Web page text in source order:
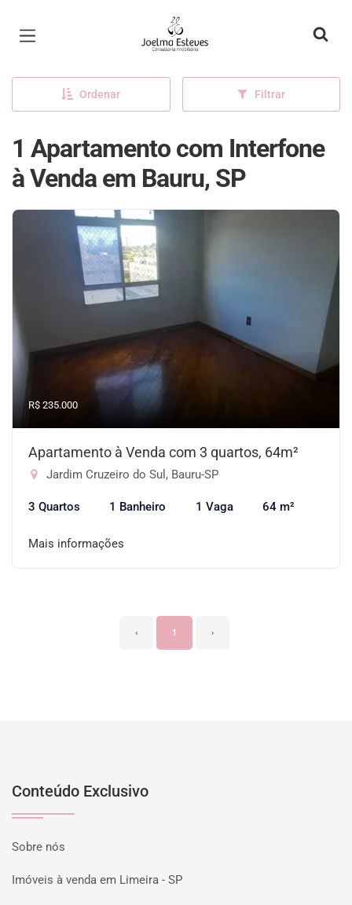
Página inicial
Ordenar Filtrar
1 Apartamento com Interfone
à Venda em Bauru, SP
R$ 235.000
Apartamento à Venda com 3 quartos, 64m²
Jardim Cruzeiro do Sul, Bauru-SP
3 Quartos 1 Banheiro 1 Vaga 64 m²
Mais informações
‹ 1 ›
Conteúdo Exclusivo
Sobre nós
Imóveis à venda em Limeira - SP